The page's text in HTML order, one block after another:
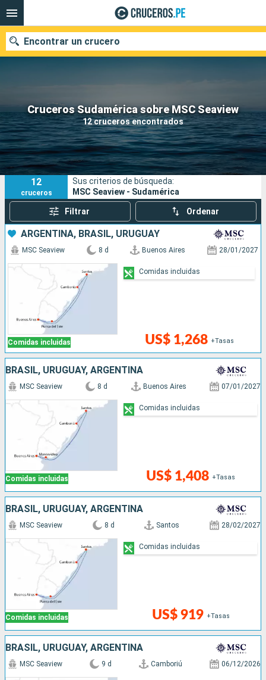
Cruceros Sudamérica sobre MSC Seaview
12 cruceros encontrados
Encontrar un crucero
Nuestros destinos
Fecha de salida
Puertos Compañías
Buscar
12
cruceros
Sus criterios de búsqueda:
MSC Seaview - Sudamérica
Filtrar Ordenar
ARGENTINA, BRASIL, URUGUAY
Comidas incluidas
MSC Seaview 8 d Buenos Aires 28/01/2027
US$ 1,268 +Tasas
Comidas incluidas
BRASIL, URUGUAY, ARGENTINA
Comidas incluidas
MSC Seaview 8 d Buenos Aires 07/01/2027
US$ 1,408 +Tasas
Comidas incluidas
BRASIL, URUGUAY, ARGENTINA
Comidas incluidas
MSC Seaview 8 d Santos 28/02/2027
US$ 919 +Tasas
Comidas incluidas
BRASIL, URUGUAY, ARGENTINA
MSC Seaview 9 d Camboriú 06/12/2026